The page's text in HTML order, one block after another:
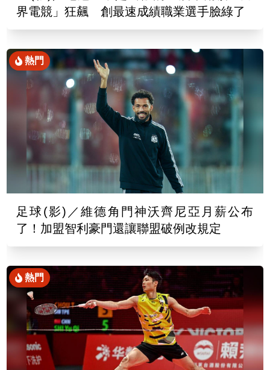
界電競」狂飆 創最速成績職業選手臉綠了
熱門
足球(影)／維德角門神沃齊尼亞月薪公布
了！加盟智利豪門還讓聯盟破例改規定
熱門